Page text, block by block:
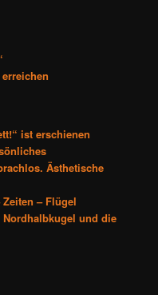
ist erschienen
Ästhetische
– Flügel
Nordhalbkugel und die